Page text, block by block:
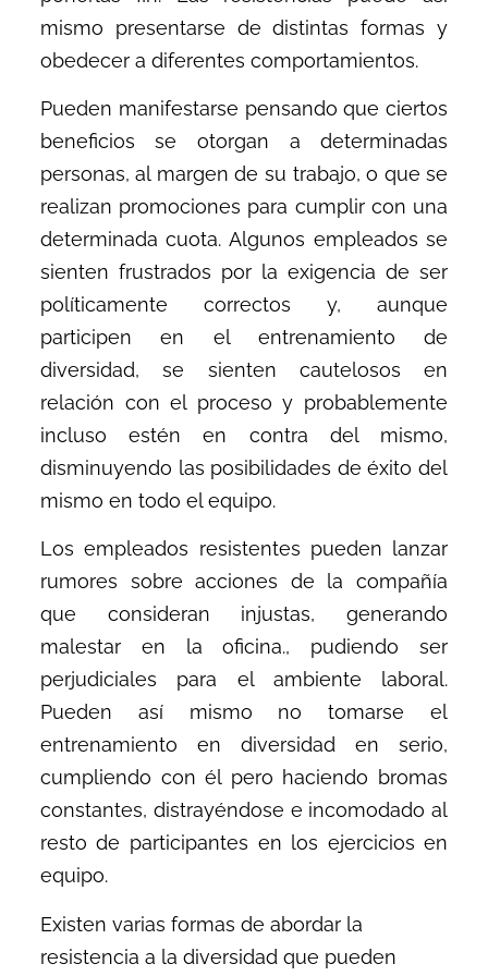
mismo presentarse de distintas formas y
obedecer a diferentes comportamientos.
Pueden manifestarse pensando que ciertos
beneficios se otorgan a determinadas
personas, al margen de su trabajo, o que se
realizan promociones para cumplir con una
determinada cuota. Algunos empleados se
sienten frustrados por la exigencia de ser
políticamente correctos y, aunque
participen en el entrenamiento de
diversidad, se sienten cautelosos en
relación con el proceso y probablemente
incluso estén en contra del mismo,
disminuyendo las posibilidades de éxito del
mismo en todo el equipo.
Los empleados resistentes pueden lanzar
rumores sobre acciones de la compañía
que consideran injustas, generando
malestar en la oficina., pudiendo ser
perjudiciales para el ambiente laboral.
Pueden así mismo no tomarse el
entrenamiento en diversidad en serio,
cumpliendo con él pero haciendo bromas
constantes, distrayéndose e incomodado al
resto de participantes en los ejercicios en
equipo.
Existen varias formas de abordar la
resistencia a la diversidad que pueden